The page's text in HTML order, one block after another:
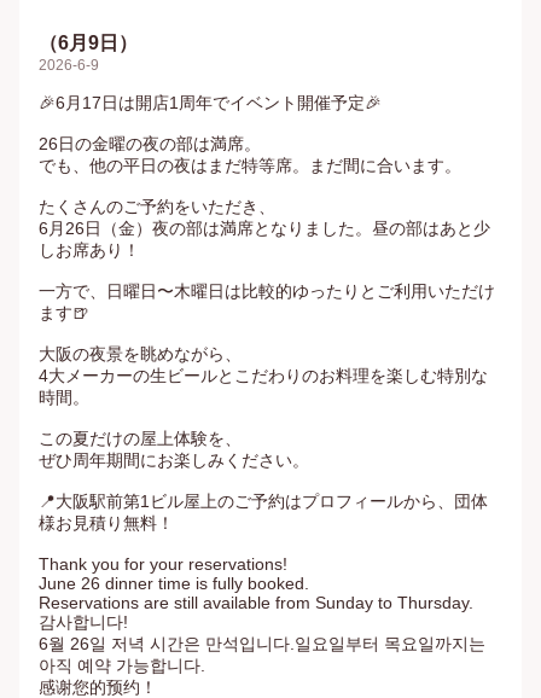
（6月9日）
2026-6-9
🎉6月17日は開店1周年でイベント開催予定🎉
26日の金曜の夜の部は満席。
でも、他の平日の夜はまだ特等席。まだ間に合います。
たくさんのご予約をいただき、
6月26日（金）夜の部は満席となりました。昼の部はあと少
しお席あり！
一方で、日曜日〜木曜日は比較的ゆったりとご利用いただけ
ます🍺
大阪の夜景を眺めながら、
4大メーカーの生ビールとこだわりのお料理を楽しむ特別な
時間。
この夏だけの屋上体験を、
ぜひ周年期間にお楽しみください。
📍大阪駅前第1ビル屋上のご予約はプロフィールから、団体
様お見積り無料！
Thank you for your reservations!
June 26 dinner time is fully booked.
Reservations are still available from Sunday to Thursday.
감사합니다!
6월 26일 저녁 시간은 만석입니다.일요일부터 목요일까지는
아직 예약 가능합니다.
感谢您的预约！